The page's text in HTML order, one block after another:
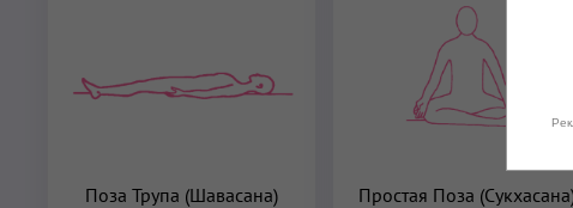
Поза Трупа (Шавасана) Простая Поза